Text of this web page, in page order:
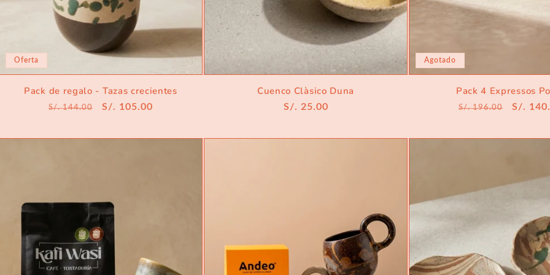
Oferta
Pack de regalo - Tazas crecientes
Precio
S/. 144.00
Precio
oferta
S/. 105.00
Cuenco Clàsico Duna
Precio
S/. 25.00
Agotado
Pack 4 Expressos
Precio
S/. 196.00
Precio
oferta
S/.